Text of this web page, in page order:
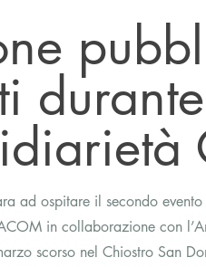
ad ospitare il secondo
in collaborazione con
scorso nel Chiostro San